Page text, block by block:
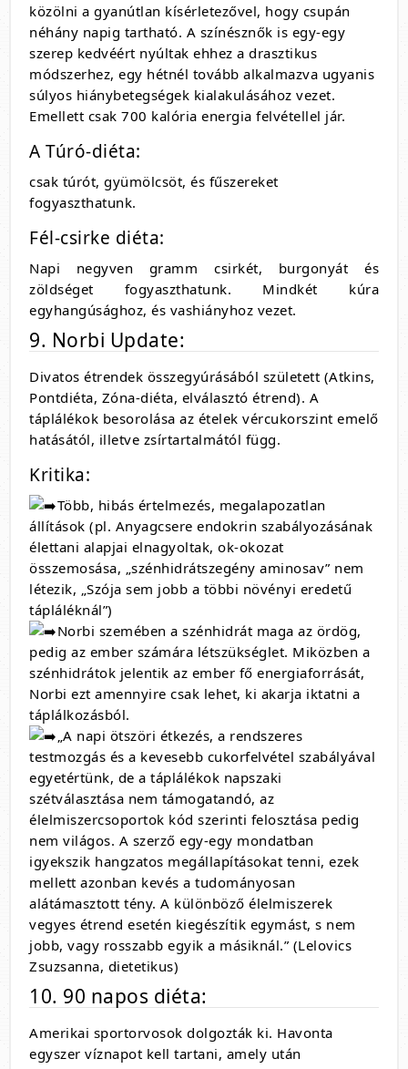
közölni a gyanútlan kísérletezővel, hogy csupán
néhány napig tartható. A színésznők is egy-egy
szerep kedvéért nyúltak ehhez a drasztikus
módszerhez, egy hétnél tovább alkalmazva ugyanis
súlyos hiánybetegségek kialakulásához vezet.
Emellett csak 700 kalória energia felvétellel jár.
A Túró-diéta:
csak túrót, gyümölcsöt, és fűszereket
fogyaszthatunk.
Fél-csirke diéta:
Napi negyven gramm csirkét, burgonyát és
zöldséget fogyaszthatunk. Mindkét kúra
egyhangúsághoz, és vashiányhoz vezet.
9. Norbi Update:
Divatos étrendek összegyúrásából született (Atkins,
Pontdiéta, Zóna-diéta, elválasztó étrend). A
táplálékok besorolása az ételek vércukorszint emelő
hatásától, illetve zsírtartalmától függ.
Kritika:
Több, hibás értelmezés, megalapozatlan
állítások (pl. Anyagcsere endokrin szabályozásának
élettani alapjai elnagyoltak, ok-okozat
összemosása, „szénhidrátszegény aminosav” nem
létezik, „Szója sem jobb a többi növényi eredetű
tápláléknál”)
Norbi szemében a szénhidrát maga az ördög,
pedig az ember számára létszükséglet. Miközben a
szénhidrátok jelentik az ember fő energiaforrását,
Norbi ezt amennyire csak lehet, ki akarja iktatni a
táplálkozásból.
„A napi ötszöri étkezés, a rendszeres
testmozgás és a kevesebb cukorfelvétel szabályával
egyetértünk, de a táplálékok napszaki
szétválasztása nem támogatandó, az
élelmiszercsoportok kód szerinti felosztása pedig
nem világos. A szerző egy-egy mondatban
igyekszik hangzatos megállapításokat tenni, ezek
mellett azonban kevés a tudományosan
alátámasztott tény. A különböző élelmiszerek
vegyes étrend esetén kiegészítik egymást, s nem
jobb, vagy rosszabb egyik a másiknál.” (Lelovics
Zsuzsanna, dietetikus)
10. 90 napos diéta:
Amerikai sportorvosok dolgozták ki. Havonta
egyszer víznapot kell tartani, amely után